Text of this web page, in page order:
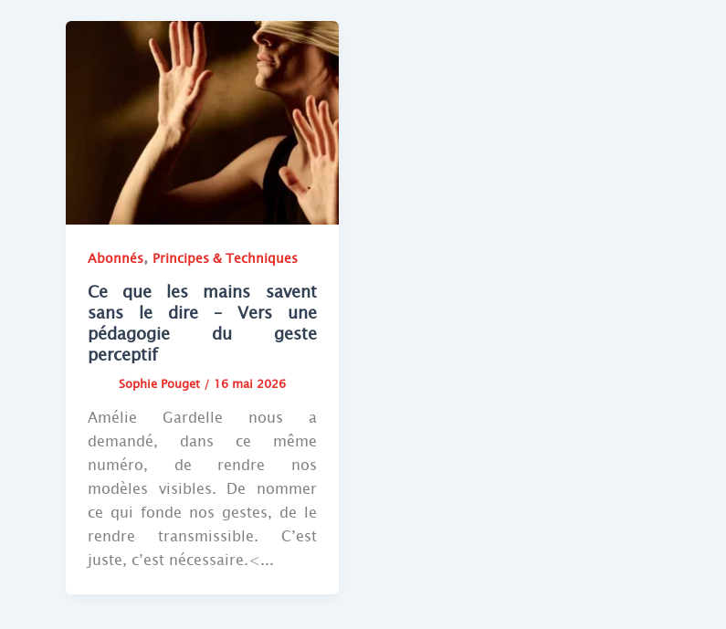
Abonnés, Principes & Techniques
Ce que les mains savent
sans le dire – Vers une
pédagogie du geste
perceptif
Sophie Pouget/ 16 mai 2026
Amélie Gardelle nous a
demandé, dans ce même
numéro, de rendre nos
modèles visibles. De nommer
ce qui fonde nos gestes, de le
rendre transmissible. C’est
juste, c’est nécessaire.<...